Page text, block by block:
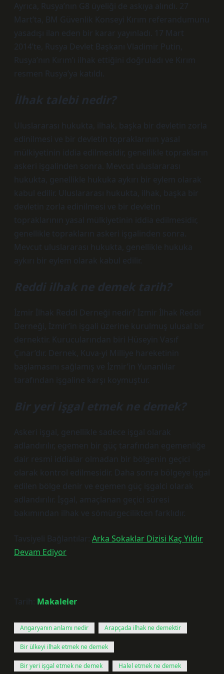
Ayrıca, Rusya’nın G8 üyeliği de askıya alındı. 27
Mart’ta, BM Güvenlik Konseyi Kırım referandumunu
yasadışı ilan eden bir karar yayınladı. 17 Mart
2014’te, Rusya Devlet Başkanı Vladimir Putin,
Rusya’nın Kırım’ı ilhak ettiğini doğruladı ve Kırım
resmen Rusya’ya katıldı.
İlhak talebi nedir?
Uluslararası hukukta, ilhak, başka bir devletin zorla
edinilmesi ve bir devletin topraklarının yasal
mülkiyetinin iddia edilmesidir, genellikle toprakların
askeri işgalinden sonra. Mevcut uluslararası
hukukta, genellikle hukuka aykırı bir eylem olarak
kabul edilir. Uluslararası hukukta, ilhak, başka bir
devletin zorla edinilmesi ve bir devletin
topraklarının yasal mülkiyetinin iddia edilmesidir,
genellikle toprakların askeri işgalinden sonra.
Mevcut uluslararası hukukta, genellikle hukuka
aykırı bir eylem olarak kabul edilir.
Reddi ilhak ne demek tarih?
İzmir İlhak Reddi Derneği nedir? İzmir İlhak Reddi
Derneği, İzmir’in işgali üzerine kurulmuş ulusal bir
dernektir. Kurucularından biri Hüseyin Vasıf
Çınar’dır. Dernek, Kuva-yi Milliye hareketinin
başlamasını sağlamış ve İzmir’in Yunanlılar
tarafından işgaline karşı koymuştur.
Bir yeri işgal etmek ne demek?
Askeri işgal, genellikle sadece işgal olarak
adlandırılır, egemen bir güç tarafından egemenliğe
dair resmi iddialar olmadan bir bölgenin geçici
olarak kontrol edilmesidir. Daha sonra bölgeye işgal
edilen bölge denir ve egemen güç işgalci olarak
adlandırılır. İşgal, amaçlanan geçici süresi
bakımından ilhak ve sömürgecilikten farklıdır.
Tavsiyeli Bağlantılar: Arka Sokaklar Dizisi Kaç Yıldır
Devam Ediyor
Tarih: Makaleler
Angaryanın anlamı nedir Arapçada ilhak ne demektir
Bir ülkeyi ilhak etmek ne demek
Bir yeri işgal etmek ne demek Halel etmek ne demek